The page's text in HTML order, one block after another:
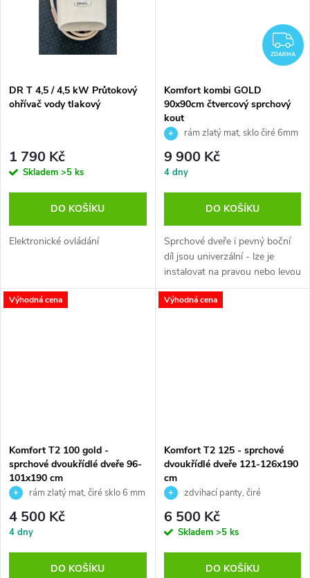
DR T 4,5 / 4,5 kW Průtokový
ohřívač vody tlakový
1 790 Kč
Skladem >5 ks
DO KOŠÍKU
Elektronické ovládání
ZDARMA
Komfort kombi GOLD
90x90cm čtvercový sprchový
kout
rám zlatý mat, sklo čiré 6mm
9 900 Kč
4 dny
DO KOŠÍKU
Sprchové dveře i pevný boční
díl jsou univerzální - lze je
instalovat na pravou nebo levou
stranu
Výhodná cena
Komfort T2 100 gold -
sprchové dvoukřídlé dveře 96-
101x190 cm
rám zlatý mat, čiré sklo 6 mm
4 500 Kč
4 dny
DO KOŠÍKU
Výhodná cena
Komfort T2 125 - sprchové
dvoukřídlé dveře 121-126x190
cm
zdvihací panty, čiré
bezpečnostní sklo
6 500 Kč
Skladem >5 ks
DO KOŠÍKU